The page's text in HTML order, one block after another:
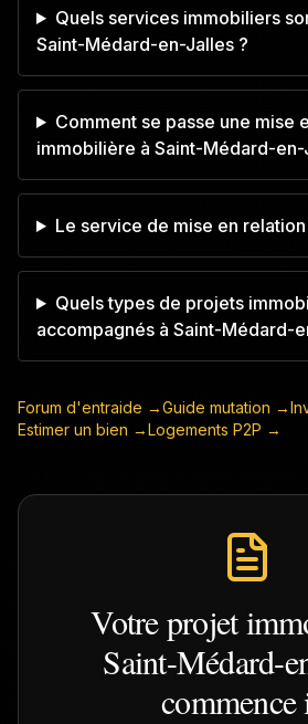
Quels services immobiliers
Saint-Médard-en-Jalles ?
Comment se passe une mise
immobilière à Saint-Médard-en-
Le service de mise en
Quels types de projets
accompagnés à Saint-Médard-
Forum d'entraide →Guide mutation →
Estimer un bien →Logements P2P →
Votre projet
Saint-Médard-
commence